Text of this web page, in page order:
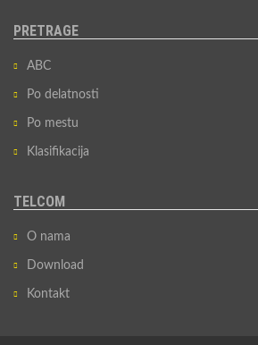
PRETRAGE
ABC
Po delatnosti
Po mestu
Klasifikacija
TELCOM
O nama
Download
Kontakt